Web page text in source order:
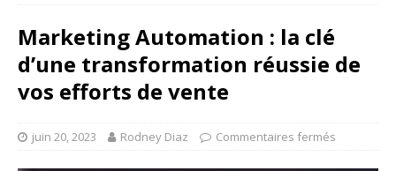
Marketing Automation : la clé
d’une transformation réussie de
vos efforts de vente
juin 20, 2023 Rodney Diaz Commentaires fermés